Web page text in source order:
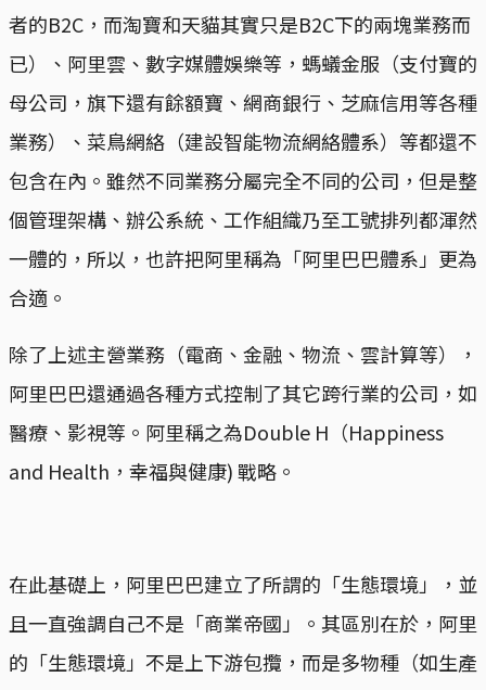
者的B2C，而淘寶和天貓其實只是B2C下的兩塊業務而
已）、阿里雲、數字媒體娛樂等，螞蟻金服（支付寶的
母公司，旗下還有餘額寶、網商銀行、芝麻信用等各種
業務）、菜鳥網絡（建設智能物流網絡體系）等都還不
包含在內。雖然不同業務分屬完全不同的公司，但是整
個管理架構、辦公系統、工作組織乃至工號排列都渾然
一體的，所以，也許把阿里稱為「阿里巴巴體系」更為
合適。
除了上述主營業務（電商、金融、物流、雲計算等），
阿里巴巴還通過各種方式控制了其它跨行業的公司，如
醫療、影視等。阿里稱之為Double H（Happiness
and Health，幸福與健康) 戰略。
在此基礎上，阿里巴巴建立了所謂的「生態環境」，並
且一直強調自己不是「商業帝國」。其區別在於，阿里
的「生態環境」不是上下游包攬，而是多物種（如生產